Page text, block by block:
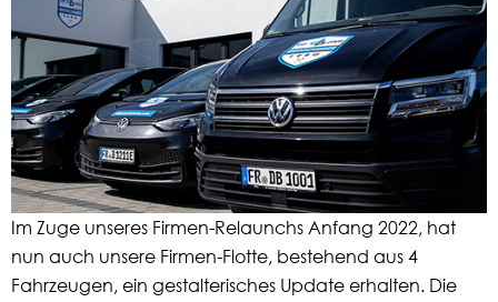
Im Zuge unseres Firmen-Relaunchs Anfang 2022, hat
nun auch unsere Firmen-Flotte, bestehend aus 4
Fahrzeugen, ein gestalterisches Update erhalten. Die